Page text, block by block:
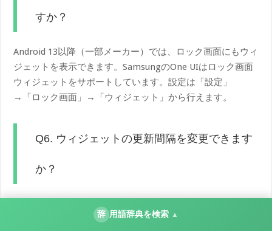
すか？
Android 13以降（一部メーカー）では、ロック画面にもウィ
ジェットを表示できます。SamsungのOne UIはロック画面
ウィジェットをサポートしています。設定は「設定」
→「ロック画面」→「ウィジェット」から行えます。
Q6. ウィジェットの更新間隔を変更できます
か？
ィジェット長押し→「ウィジェットを編集」）。ただし、
辞 用語辞典を検索 ▲